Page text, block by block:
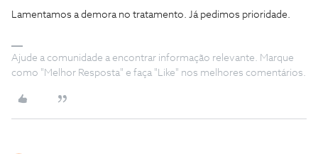
Lamentamos a demora no tratamento. Já pedimos prioridade.
Ajude a comunidade a encontrar informação relevante. Marque
como "Melhor Resposta" e faça "Like" nos melhores comentários.